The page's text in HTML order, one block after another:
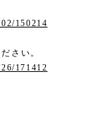
150214
さい。
171412